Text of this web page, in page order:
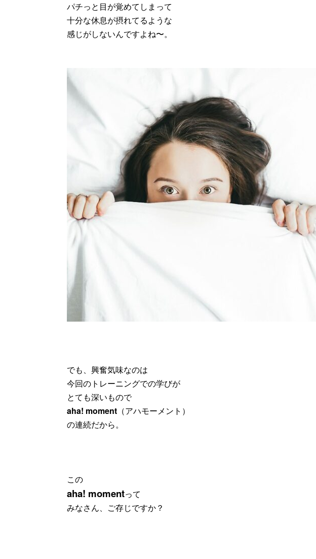
パチっと目が覚めてしまって
十分な休息が摂れてるような
感じがしないんですよね〜。
でも、興奮気味なのは
今回のトレーニングでの学びが
とても深いもので
aha! moment （アハモーメント）
の連続だから。
この
aha! momentって
みなさん、ご存じですか？